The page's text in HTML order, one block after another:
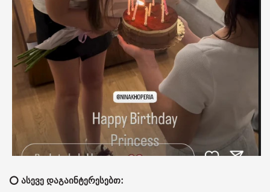
⭕ ასევე დაგაინტერესებთ: